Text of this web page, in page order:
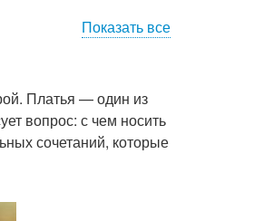
Показать все
Платья — один из
вопрос: с чем носить
сочетаний, которые